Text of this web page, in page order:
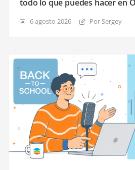
todo lo que puedes hacer en
6 agosto 2026 Por Sergey